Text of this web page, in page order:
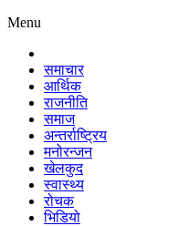
Menu
समाचार
आर्थिक
राजनीति
समाज
अन्तर्राष्ट्रिय
मनोरन्जन
खेलकुद
स्वास्थ्य
रोचक
भिडियो